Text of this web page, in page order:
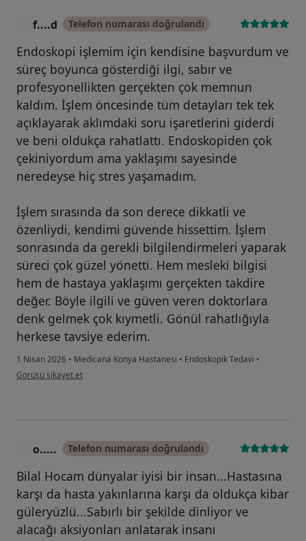
f....d Telefon numarası doğrulandı
Endoskopi işlemim için kendisine başvurdum ve
süreç boyunca gösterdiği ilgi, sabır ve
profesyonellikten gerçekten çok memnun
kaldım. İşlem öncesinde tüm detayları tek tek
açıklayarak aklımdaki soru işaretlerini giderdi
ve beni oldukça rahatlattı. Endoskopiden çok
çekiniyordum ama yaklaşımı sayesinde
neredeyse hiç stres yaşamadım.
İşlem sırasında da son derece dikkatli ve
özenliydi, kendimi güvende hissettim. İşlem
sonrasında da gerekli bilgilendirmeleri yaparak
süreci çok güzel yönetti. Hem mesleki bilgisi
hem de hastaya yaklaşımı gerçekten takdire
değer. Böyle ilgili ve güven veren doktorlara
denk gelmek çok kıymetli. Gönül rahatlığıyla
herkese tavsiye ederim.
1 Nisan 2026 • Medicana Konya Hastanesi • Endoskopik Tedavi •
kullanıcının görüşüne göre f....d
Görüşü şikayet et
o..... Telefon numarası doğrulandı
Bilal Hocam dünyalar iyisi bir insan...Hastasına
karşı da hasta yakınlarına karşı da oldukça kibar
güleryüzlü...Sabırlı bir şekilde dinliyor ve
alacağı aksiyonları anlatarak insanı